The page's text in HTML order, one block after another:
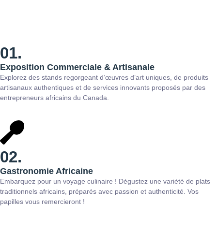
01.
Exposition Commerciale & Artisanale
Explorez des stands regorgeant d’œuvres d’art uniques, de produits
artisanaux authentiques et de services innovants proposés par des
entrepreneurs africains du Canada.
02.
Gastronomie Africaine
Embarquez pour un voyage culinaire ! Dégustez une variété de plats
traditionnels africains, préparés avec passion et authenticité. Vos
papilles vous remercieront !